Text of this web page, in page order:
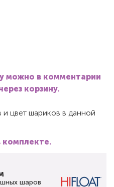
можно в комментарии
корзину.
цвет шариков в данной
комплекте.
шаров